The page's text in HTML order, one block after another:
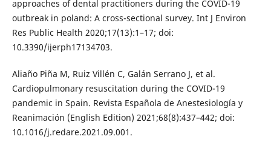
approaches of dental practitioners during the COVID-19
outbreak in poland: A cross-sectional survey. Int J Environ
Res Public Health 2020;17(13):1–17; doi:
10.3390/ijerph17134703.
Aliaño Piña M, Ruiz Villén C, Galán Serrano J, et al.
Cardiopulmonary resuscitation during the COVID-19
pandemic in Spain. Revista Española de Anestesiología y
Reanimación (English Edition) 2021;68(8):437–442; doi:
10.1016/j.redare.2021.09.001.